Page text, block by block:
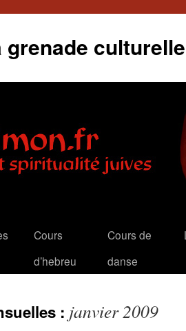
grenade culturelle
Cours
d’hebreu
Cours de
danse
: janvier 2009